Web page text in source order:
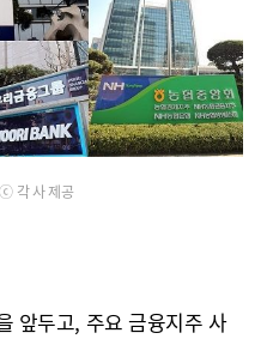
ⓒ 각 사 제공
앞두고, 주요 금융지주 사